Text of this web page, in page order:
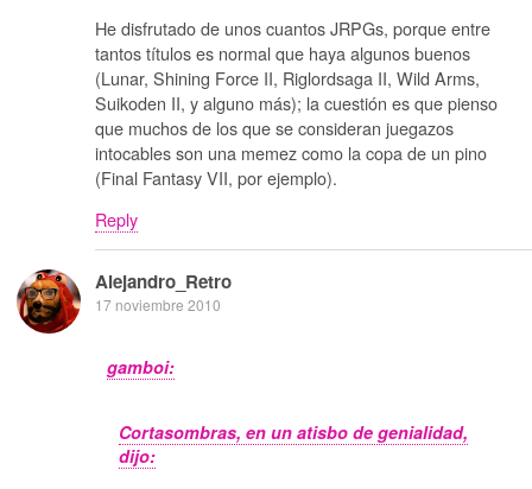
He disfrutado de unos cuantos JRPGs, porque entre
tantos títulos es normal que haya algunos buenos
(Lunar, Shining Force II, Riglordsaga II, Wild Arms,
Suikoden II, y alguno más); la cuestión es que pienso
que muchos de los que se consideran juegazos
intocables son una memez como la copa de un pino
(Final Fantasy VII, por ejemplo).
Reply
Alejandro_Retro
17 noviembre 2010
gamboi:
Cortasombras, en un atisbo de genialidad,
dijo: